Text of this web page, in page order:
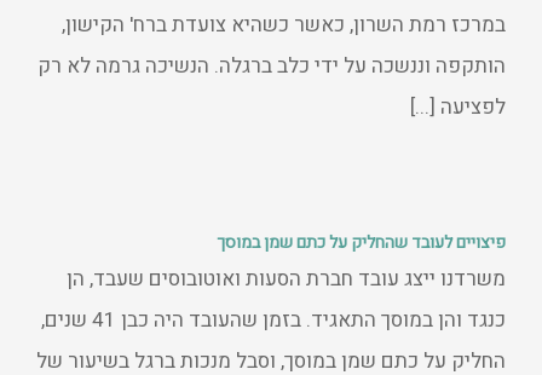
במרכז רמת השרון, כאשר כשהיא צועדת ברח' הקישון,
הותקפה וננשכה על ידי כלב ברגלה. הנשיכה גרמה לא רק
לפציעה [...]
פיצויים לעובד שהחליק על כתם שמן במוסך
משרדנו ייצג עובד חברת הסעות ואוטובוסים שעבד, הן
כנגד והן במוסך התאגיד. בזמן שהעובד היה כבן 41 שנים,
החליק על כתם שמן במוסך, וסבל מנכות ברגל בשיעור של